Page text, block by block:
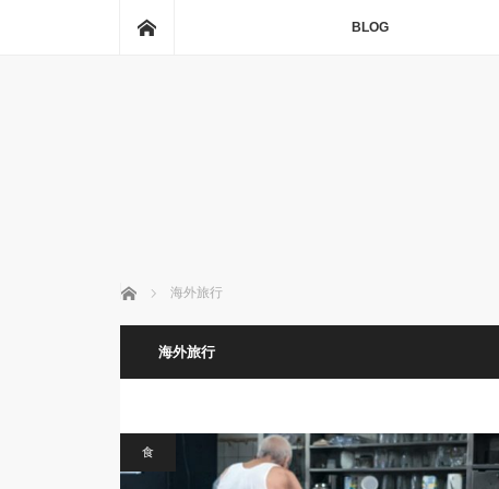
BLOG
ホーム 海外旅行
海外旅行
食